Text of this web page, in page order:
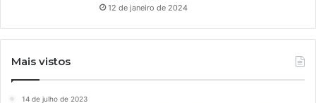
12 de janeiro de 2024
Mais vistos
14 de julho de 2023